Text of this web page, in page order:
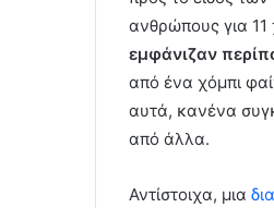
ανθρώπους για 11
εμφάνιζαν
από ένα χόμπι
αυτά, κανένα
από άλλα.
Αντίστοιχα, μια